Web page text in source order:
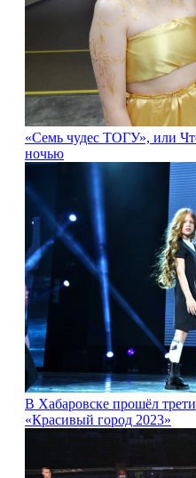
«Семь чудес ТОГУ», или
ночью
В Хабаровске прошёл
«Красивый город 2023»